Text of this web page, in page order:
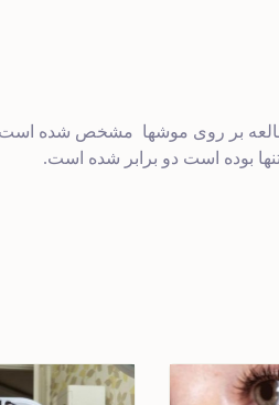
بر روی موشها مشخص شده است
بوده است دو برابر شده است.